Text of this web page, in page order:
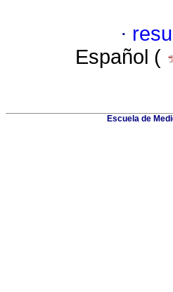
·
Español (
Escuela de